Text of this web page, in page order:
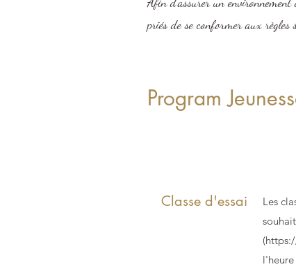
priés de se conformer aux règles
Program
Classe d'essai
Les
(